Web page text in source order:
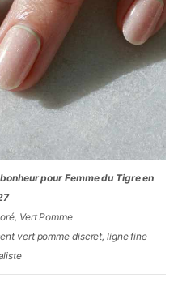
pour Femme du Tigre en
Vert Pomme
vert pomme discret, ligne fine